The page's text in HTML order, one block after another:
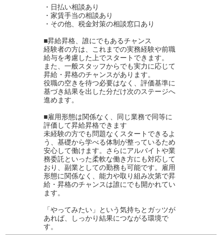
・日払い相談あり
・家賃手当の相談あり
・その他、税金対策の相談窓口あり
■昇給昇格、誰にでもあるチャンス
経験者の方は、これまでの実務経験や前職
給与を考慮した上でスタートできます。
また、一般スタッフからでも実力に応じて
昇給・昇格のチャンスがあります。
役職の空きを待つ必要はなく、評価基準に
基づき結果を出した分だけ次のステージへ
進めます。
■雇用形態は関係なく、同じ業務で同等に
評価して昇給昇格できます
未経験の方でも問題なくスタートできるよ
う、基礎から学べる体制が整っているため
安心して働けます。さらにアルバイトや業
務委託といった柔軟な働き方にも対応して
おり、副業としての勤務も可能です。雇用
形態に関係なく、能力や取り組み次第で昇
給・昇格のチャンスは誰にでも開かれてい
ます。
「やってみたい」という気持ちとガッツが
あれば、しっかり結果につながる環境で
す。